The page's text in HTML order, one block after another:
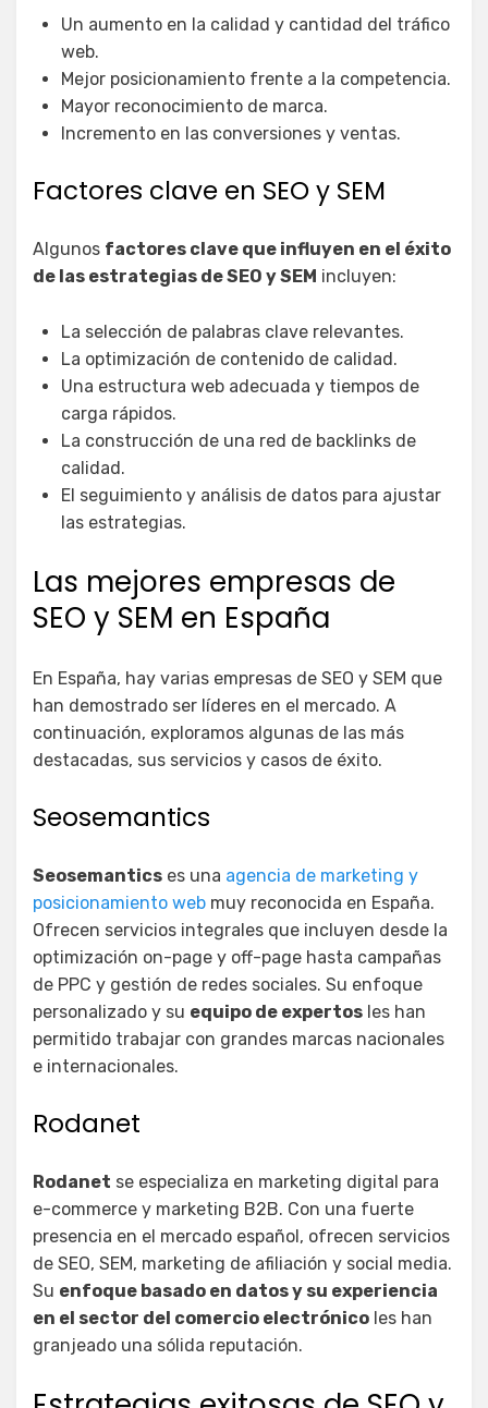
Un aumento en la calidad y cantidad del tráfico
web.
Mejor posicionamiento frente a la competencia.
Mayor reconocimiento de marca.
Incremento en las conversiones y ventas.
Factores clave en SEO y SEM
Algunos factores clave que influyen en el éxito
de las estrategias de SEO y SEM incluyen:
La selección de palabras clave relevantes.
La optimización de contenido de calidad.
Una estructura web adecuada y tiempos de
carga rápidos.
La construcción de una red de backlinks de
calidad.
El seguimiento y análisis de datos para ajustar
las estrategias.
Las mejores empresas de
SEO y SEM en España
En España, hay varias empresas de SEO y SEM que
han demostrado ser líderes en el mercado. A
continuación, exploramos algunas de las más
destacadas, sus servicios y casos de éxito.
Seosemantics
Seosemantics es una agencia de marketing y
posicionamiento web muy reconocida en España.
Ofrecen servicios integrales que incluyen desde la
optimización on-page y off-page hasta campañas
de PPC y gestión de redes sociales. Su enfoque
personalizado y su equipo de expertos les han
permitido trabajar con grandes marcas nacionales
e internacionales.
Rodanet
Rodanet se especializa en marketing digital para
e-commerce y marketing B2B. Con una fuerte
presencia en el mercado español, ofrecen servicios
de SEO, SEM, marketing de afiliación y social media.
Su enfoque basado en datos y su experiencia
en el sector del comercio electrónico les han
granjeado una sólida reputación.